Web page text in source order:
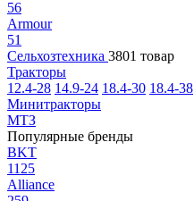
56
Armour
51
Сельхозтехника 3801 товар
Тракторы
12.4-28 14.9-24 18.4-30 18.4-38
Минитракторы
МТЗ
Популярные бренды
BKT
1125
Alliance